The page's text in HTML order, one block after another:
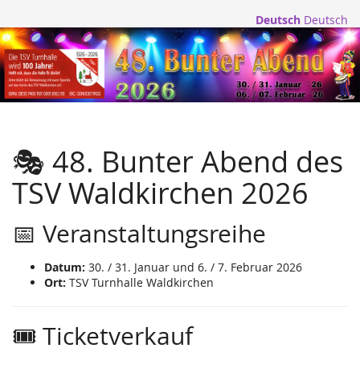
Deutsch Deutsch
🎭 48. Bunter Abend des
TSV Waldkirchen 2026
📅 Veranstaltungsreihe
Datum: 30. / 31. Januar und 6. / 7. Februar 2026
Ort: TSV Turnhalle Waldkirchen
🎟️ Ticketverkauf